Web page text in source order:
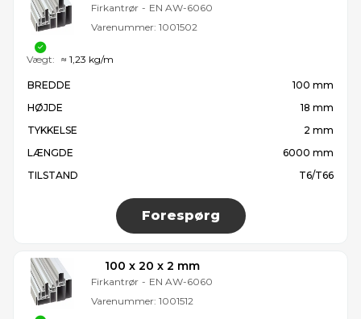
Firkantrør - EN AW-6060
Varenummer: 1001502
BREDDE
100 mm
HØJDE
18 mm
TYKKELSE
2 mm
LÆNGDE
6000 mm
TILSTAND
T6/T66
Forespørg
Vægt: ≈ 1,23 kg/m
100 x 20 x 2 mm
Firkantrør - EN AW-6060
Varenummer: 1001512